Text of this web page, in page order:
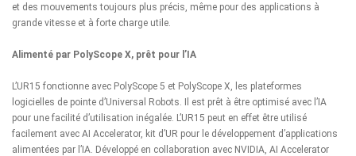
et des mouvements toujours plus précis, même pour des applications à
grande vitesse et à forte charge utile.
Alimenté par PolyScope X, prêt pour l’IA
L’UR15 fonctionne avec PolyScope 5 et PolyScope X , les plateformes
logicielles de pointe d’Universal Robots. Il est prêt à être optimisé avec l’IA
pour une facilité d’utilisation inégalée. L’UR15 peut en effet être utilisé
facilement avec AI Accelerator, kit d’UR pour le développement d’applications
alimentées par l’IA. Développé en collaboration avec NVIDIA , AI Accelerator